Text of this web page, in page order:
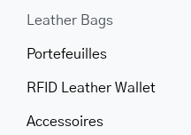
Leather Bags
Portefeuilles
RFID Leather Wallet
Accessoires